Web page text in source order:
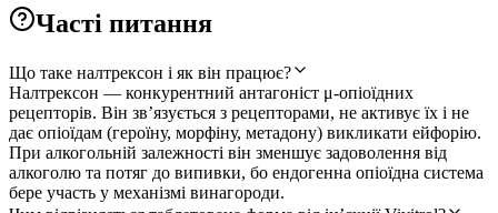
Часті питання
Що таке налтрексон і як він працює?
Налтрексон — конкурентний антагоніст μ-опіоїдних
рецепторів. Він зв’язується з рецепторами, не активує їх і не
дає опіоїдам (героїну, морфіну, метадону) викликати ейфорію.
При алкогольній залежності він зменшує задоволення від
алкоголю та потяг до випивки, бо ендогенна опіоїдна система
бере участь у механізмі винагороди.